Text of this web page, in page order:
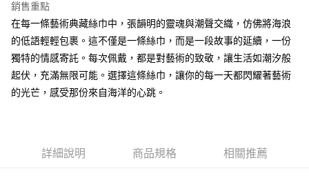
全家取貨付款
每筆NT$60，滿NT$1,000(含以上)免運費
付款後全家取貨
每筆NT$60，滿NT$1,000(含以上)免運費
銷售重點
在每一條藝術典藏絲巾中，張韻明的靈魂與潮聲交織，仿佛將海浪
的低語輕輕包裹。這不僅是一條絲巾，而是一段故事的延續，一份
獨特的情感寄託。每次佩戴，都是對藝術的致敬，讓生活如潮汐般
起伏，充滿無限可能。選擇這條絲巾，讓你的每一天都閃耀著藝術
的光芒，感受那份來自海洋的心跳。
詳細說明 商品規格 相關推薦